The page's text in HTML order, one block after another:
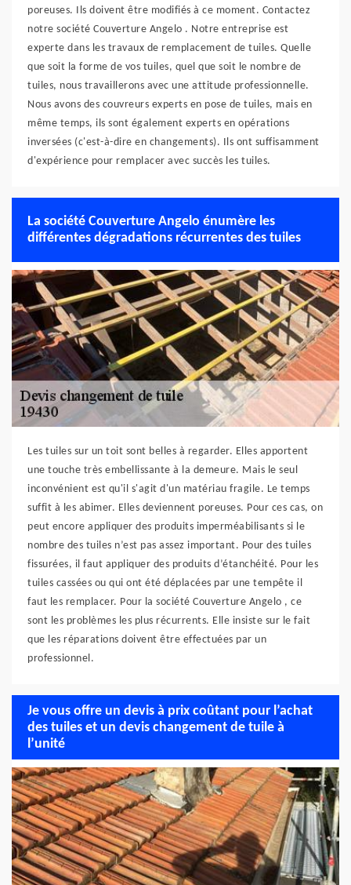
poreuses. Ils doivent être modifiés à ce moment. Contactez
notre société Couverture Angelo . Notre entreprise est
experte dans les travaux de remplacement de tuiles. Quelle
que soit la forme de vos tuiles, quel que soit le nombre de
tuiles, nous travaillerons avec une attitude professionnelle.
Nous avons des couvreurs experts en pose de tuiles, mais en
même temps, ils sont également experts en opérations
inversées (c'est-à-dire en changements). Ils ont suffisamment
d'expérience pour remplacer avec succès les tuiles.
La société Couverture Angelo énumère les
différentes dégradations récurrentes des tuiles
Les tuiles sur un toit sont belles à regarder. Elles apportent
une touche très embellissante à la demeure. Mais le seul
inconvénient est qu'il s'agit d'un matériau fragile. Le temps
suffit à les abimer. Elles deviennent poreuses. Pour ces cas, on
peut encore appliquer des produits imperméabilisants si le
nombre des tuiles n’est pas assez important. Pour des tuiles
fissurées, il faut appliquer des produits d’étanchéité. Pour les
tuiles cassées ou qui ont été déplacées par une tempête il
faut les remplacer. Pour la société Couverture Angelo , ce
sont les problèmes les plus récurrents. Elle insiste sur le fait
que les réparations doivent être effectuées par un
professionnel.
Je vous offre un devis à prix coûtant pour l’achat
des tuiles et un devis changement de tuile à
l’unité